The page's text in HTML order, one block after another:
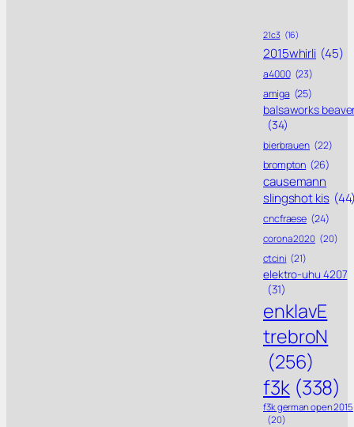
21c3 (16)
2015whirli (45)
a4000 (23)
amiga (25)
balsaworks
(34)
bierbrauen (22)
brompton (26)
causemann
slingshot kis
cncfraese (24)
corona 2020 (20)
ctcini (21)
elektro-uhu 4207
(31)
enklavE
trebroN
(256)
f3k (338)
f3k german open 2015
(20)